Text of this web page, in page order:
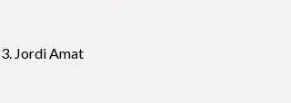
3. Jordi Amat